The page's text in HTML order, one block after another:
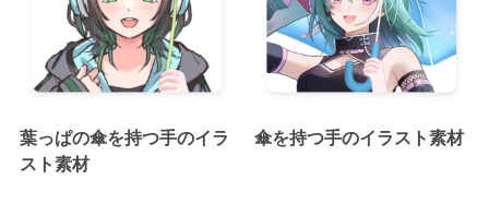
葉っぱの傘を持つ手のイラ
スト素材
傘を持つ手のイラスト素材